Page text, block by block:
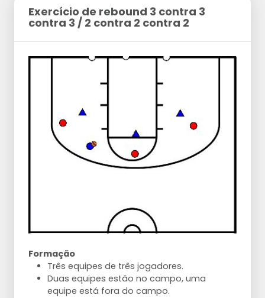
Exercício de rebound 3 contra 3
contra 3 / 2 contra 2 contra 2
Formação
Três equipes de três jogadores.
Duas equipes estão no campo, uma
equipe está fora do campo.